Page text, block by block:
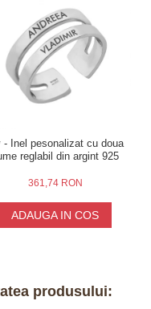
- Inel pesonalizat cu doua
reglabil din argint 925
361,74 RON
ADAUGA IN COS
produsului: